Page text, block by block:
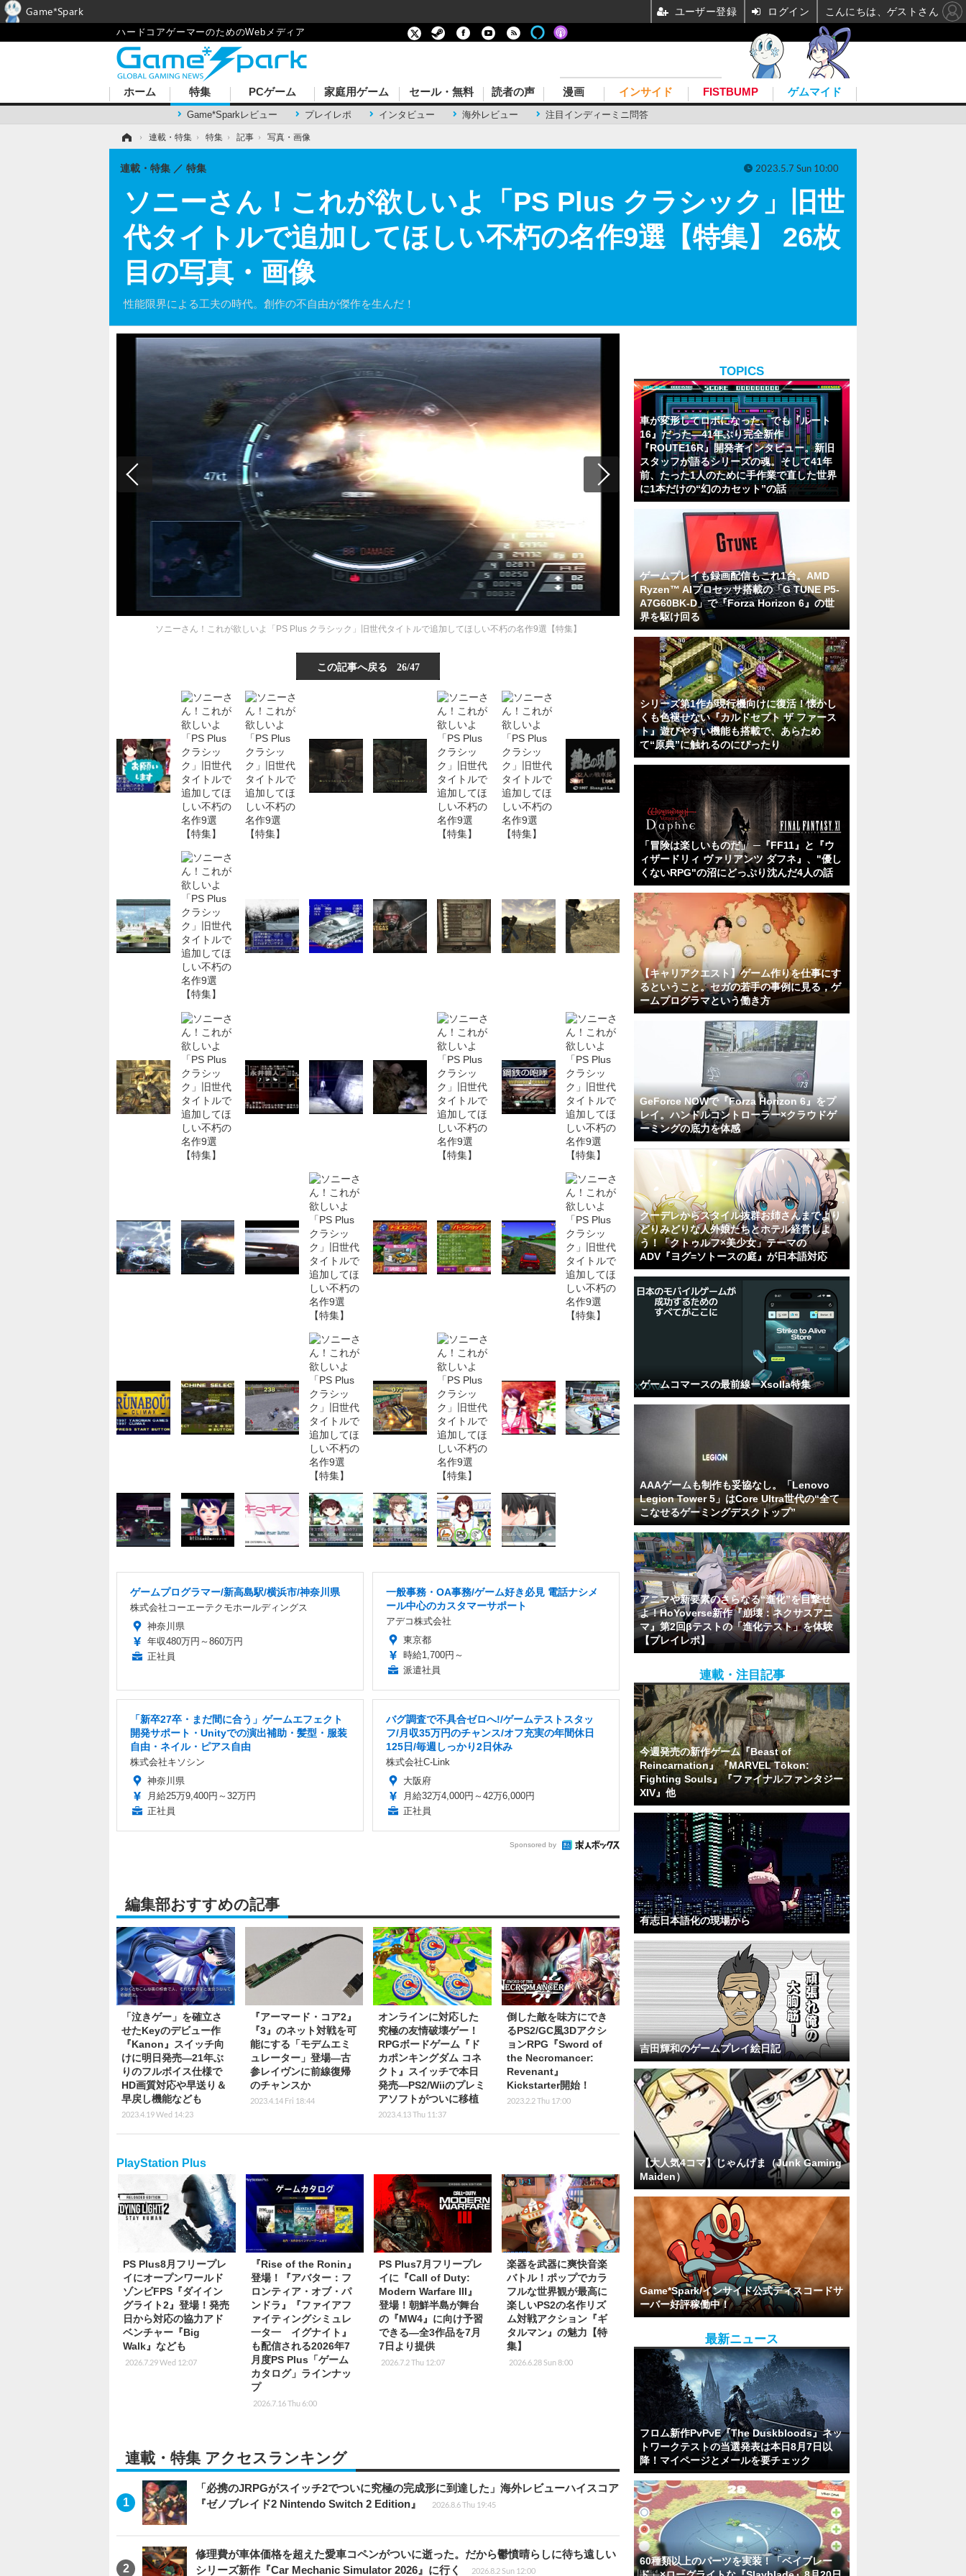
ハードコアゲーマーのためのWebメディア
ホーム 特集
Game*Sparkレビュー プレイレポ インタビュー 海外レビュー 注目インディーミニ問答
PCゲーム 家庭用ゲーム セール・無料 読者の声 漫画 インサイド FISTBUMP ゲムマイド
› 連載・特集 › 特集 › 記事 › 写真・画像
ソニーさん！これが欲しいよ「PS Plus クラシック」旧世
代タイトルで追加してほしい不朽の名作9選【特集】 26枚
目の写真・画像
性能限界による工夫の時代。創作の不自由が傑作を生んだ！
連載・特集 特集 2023.5.7 Sun 10:00
ソニーさん！これが欲しいよ「PS Plus クラシック」旧世代タイトルで追加してほしい不朽の名作9選【特集】
この記事へ戻る 26/47
ゲームプログラマー/新高島駅/横浜市/神奈川県
株式会社コーエーテクモホールディングス
神奈川県
年収480万円～860万円
正社員
一般事務・OA事務/ゲーム好き必見 電話ナシメ
ール中心のカスタマーサポート
アデコ株式会社
東京都
時給1,700円～
派遣社員
「新卒27卒・まだ間に合う」ゲームエフェクト
開発サポート・Unityでの演出補助・髪型・服装
自由・ネイル・ピアス自由
株式会社キソシン
神奈川県
月給25万9,400円～32万円
正社員
バグ調査で不具合ゼロへ!/ゲームテストスタッ
フ/月収35万円のチャンス/オフ充実の年間休日
125日/毎週しっかり2日休み
株式会社C-Link
大阪府
月給32万4,000円～42万6,000円
正社員
Sponsored by
編集部おすすめの記事
「泣きゲー」を確立さ
せたKeyのデビュー作
『Kanon』スイッチ向
けに明日発売―21年ぶ
りのフルボイス仕様で
HD画質対応や早送り＆
早戻し機能なども
2023.4.19 Wed 14:23
『アーマード・コア2』
『3』のネット対戦を可
能にする「モデムエミ
ュレーター」登場―古
参レイヴンに前線復帰
のチャンスか
2023.4.14 Fri 18:44
オンラインに対応した
究極の友情破壊ゲー！
RPGボードゲーム『ド
カポンキングダム コネ
クト』スイッチで本日
発売―PS2/Wiiのプレミ
アソフトがついに移植
2023.4.13 Thu 11:37
倒した敵を味方にでき
るPS2/GC風3Dアクシ
ョンRPG『Sword of
the Necromancer:
Revenant』
Kickstarter開始！
2023.2.2 Thu 17:00
PlayStation Plus
PS Plus8月フリープレ
イにオープンワールド
ゾンビFPS『ダイイン
グライト2』登場！発売
日から対応の協力アド
ベンチャー『Big
Walk』なども
2026.7.29 Wed 12:07
『Rise of the Ronin』
登場！『アバター：フ
ロンティア・オブ・パ
ンドラ』『ファイアフ
ァイティングシミュレ
一タ一 イグナイト』
も配信される2026年7
月度PS Plus「ゲーム
カタログ」ラインナッ
プ
2026.7.16 Thu 6:00
PS Plus7月フリープレ
イに『Call of Duty:
Modern Warfare III』
登場！朝鮮半島が舞台
の『MW4』に向け予習
できる―全3作品を7月
7日より提供
2026.7.2 Thu 12:07
楽器を武器に爽快音楽
バトル！ポップでカラ
フルな世界観が最高に
楽しいPS2の名作リズ
ム対戦アクション『ギ
タルマン』の魅力【特
集】
2026.6.28 Sun 8:00
連載・特集 アクセスランキング
「必携のJRPGがスイッチ2でついに究極の完成形に到達した」海外レビューハイスコア
『ゼノブレイド2 Nintendo Switch 2 Edition』
2026.8.6 Thu 19:45
修理費が車体価格を超えた愛車コペンがついに逝った。だから鬱憤晴らしに待ち遠しい
シリーズ新作『Car Mechanic Simulator 2026』に行く
2026.8.2 Sun 12:00
TOPICS
車が変形してロボになった、でも『ルート
16』だった―41年ぶり完全新作
『ROUTE16R』開発者インタビュー。新旧
スタッフが語るシリーズの魂。そして41年
前、たった1人のために手作業で直した世界
に1本だけの“幻のカセット”の話
ゲームプレイも録画配信もこれ1台。AMD
Ryzen™ AIプロセッサ搭載の「G TUNE P5-
A7G60BK-D」で『Forza Horizon 6』の世
界を駆け回る
シリーズ第1作が現行機向けに復活！懐かし
くも色褪せない『カルドセプト ザ ファース
ト』遊びやすい機能も搭載で、あらため
て“原典”に触れるのにぴったり
「冒険は楽しいものだ」 ─『FF11』と『ウ
ィザードリィ ヴァリアンツ ダフネ』、"優し
くないRPG"の沼にどっぷり沈んだ4人の話
【キャリアクエスト】ゲーム作りを仕事にす
るということ。セガの若手の事例に見る，ゲ
ームプログラマという働き方
GeForce NOWで『Forza Horizon 6』をプ
レイ。ハンドルコントローラー×クラウドゲ
ーミングの底力を体感
クーデレからスタイル抜群お姉さんまでより
どりみどりな人外娘たちとホテル経営しよ
う！「クトゥルフ×美少女」テーマの
ADV『ヨグ=ソトースの庭』が日本語対応
ゲームコマースの最前線ーXsolla特集
AAAゲームも制作も妥協なし。「Lenovo
Legion Tower 5」はCore Ultra世代の“全て
こなせるゲーミングデスクトップ”
アニマや新要素のさらなる“進化”を目撃せ
よ！HoYoverse新作『崩壊：ネクサスアニ
マ』第2回βテストの「進化テスト」を体験
【プレイレポ】
連載・注目記事
今週発売の新作ゲーム『Beast of
Reincarnation』『MARVEL Tōkon:
Fighting Souls』『ファイナルファンタジー
XIV』他
有志日本語化の現場から
吉田輝和のゲームプレイ絵日記
【大人気4コマ】じゃんげま（Junk Gaming
Maiden）
Game*Spark/インサイド公式ディスコードサ
ーバー好評稼働中！
最新ニュース
フロム新作PvPvE『The Duskbloods』ネッ
トワークテストの当選発表は本日8月7日以
降！マイページとメールを要チェック
60種類以上のパーツを実装！「ベイブレー
Game*Spark ユーザー登録 ログイン こんにちは、ゲストさん